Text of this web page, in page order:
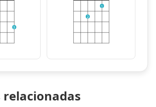
3
2
1
relacionadas